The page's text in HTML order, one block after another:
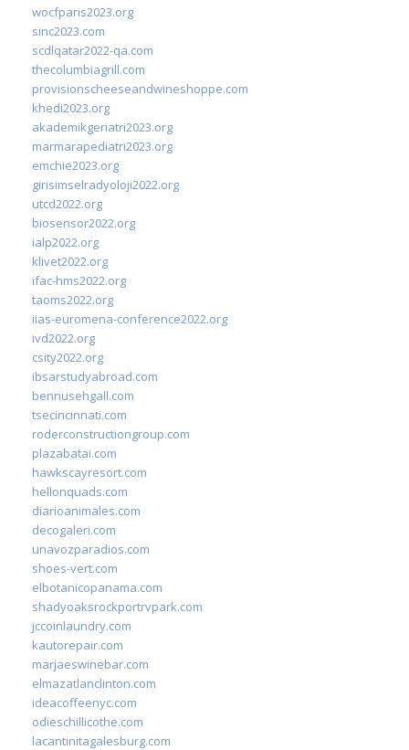
wocfparis2023.org
sinc2023.com
scdlqatar2022-qa.com
thecolumbiagrill.com
provisionscheeseandwineshoppe.com
khedi2023.org
akademikgeriatri2023.org
marmarapediatri2023.org
emchie2023.org
girisimselradyoloji2022.org
utcd2022.org
biosensor2022.org
ialp2022.org
klivet2022.org
ifac-hms2022.org
taoms2022.org
iias-euromena-conference2022.org
ivd2022.org
csity2022.org
ibsarstudyabroad.com
bennusehgall.com
tsecincinnati.com
roderconstructiongroup.com
plazabatai.com
hawkscayresort.com
hellonquads.com
diarioanimales.com
decogaleri.com
unavozparadios.com
shoes-vert.com
elbotanicopanama.com
shadyoaksrockportrvpark.com
jccoinlaundry.com
kautorepair.com
marjaeswinebar.com
elmazatlanclinton.com
ideacoffeenyc.com
odieschillicothe.com
lacantinitagalesburg.com